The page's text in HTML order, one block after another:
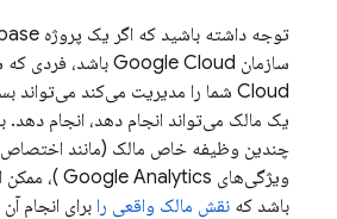
سازمان Google Cloud باشد، فردی که
Cloud شما را مدیریت می‌کند می‌تواند
یک مالک می‌تواند انجام دهد، انجام دهد.
چندین وظیفه خاص مالک (مانند
ویژگی‌های Google Analytics )، ممکن
باشد که نقش مالک واقعی را برای انجام